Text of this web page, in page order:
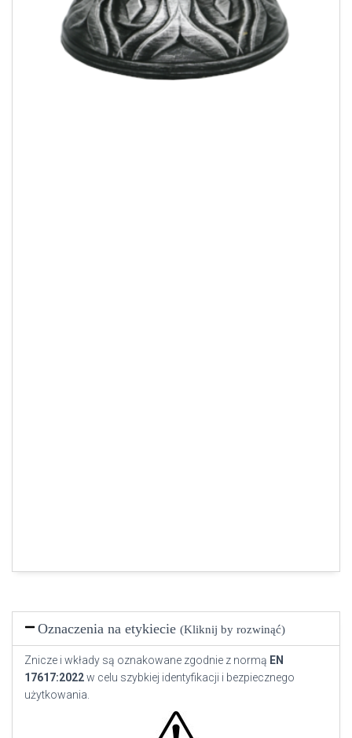
Oznaczenia na etykiecie (Kliknij by rozwinąć)
Znicze i wkłady są oznakowane zgodnie z normą EN
17617:2022w celu szybkiej identyfikacji i bezpiecznego
użytkowania.